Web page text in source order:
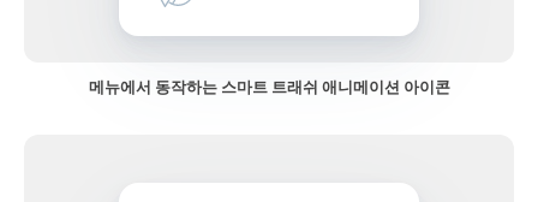
메뉴에서 동작하는 스마트 트래쉬 애니메이션 아이콘